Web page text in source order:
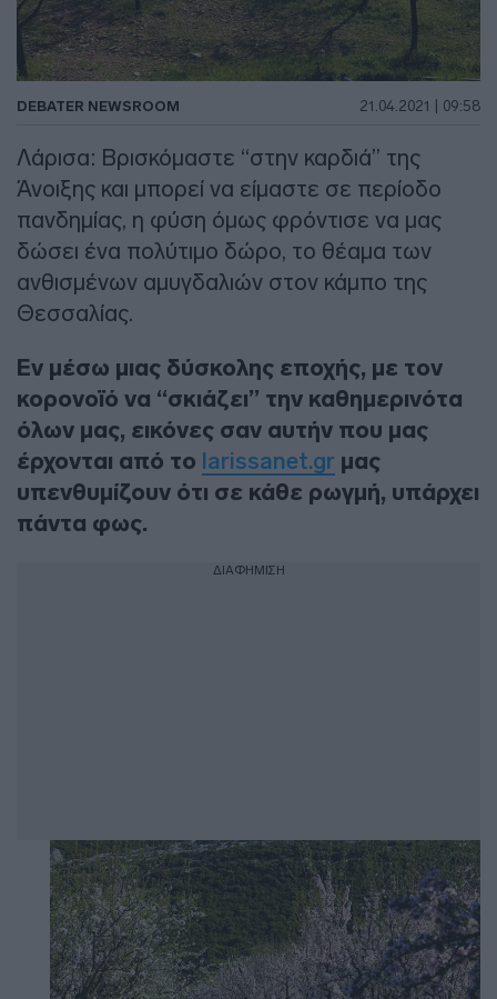
DEBATER NEWSROOM 21.04.2021 | 09:58
Λάρισα: Βρισκόμαστε “στην καρδιά” της
Άνοιξης και μπορεί να είμαστε σε περίοδο
πανδημίας, η φύση όμως φρόντισε να μας
δώσει ένα πολύτιμο δώρο, το θέαμα των
ανθισμένων αμυγδαλιών στον κάμπο της
Θεσσαλίας.
Εν μέσω μιας δύσκολης εποχής, με τον
κορονοϊό να “σκιάζει” την καθημερινότα
όλων μας, εικόνες σαν αυτήν που μας
έρχονται από το larissanet.gr μας
υπενθυμίζουν ότι σε κάθε ρωγμή, υπάρχει
πάντα φως.
ΔΙΑΦΗΜΙΣΗ